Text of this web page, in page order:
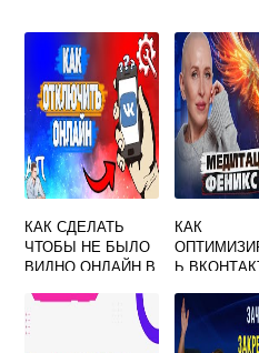
КАК СДЕЛАТЬ
ЧТОБЫ НЕ БЫЛО
ВИДНО ОНЛАЙН В
КАК
Ь